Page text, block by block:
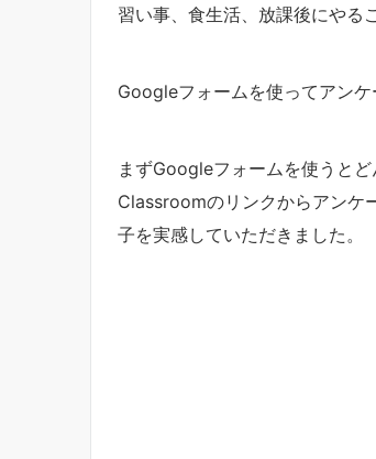
習い事、食生活、放課後にやる
Googleフォームを使ってアンケ
まずGoogleフォームを使うと
Classroomのリンクからアンケ
子を実感していただきました。